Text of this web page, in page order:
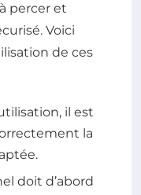
percer et
Voici
de ces
il est
la
doit d’abord